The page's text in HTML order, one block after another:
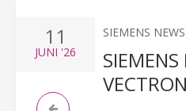
11
JUNI '26
SIEMENS NEWS